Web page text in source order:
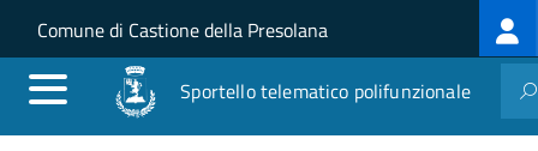
Salta al contenuto principale
Skip to site navigation
Comune di Castione della Presolana
Sportello telematico polifunzionale